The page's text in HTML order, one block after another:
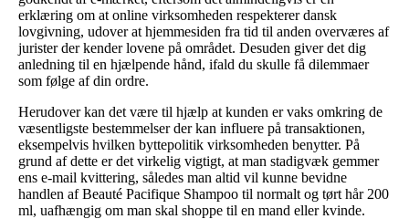
erklæring om at online virksomheden respekterer dansk
lovgivning, udover at hjemmesiden fra tid til anden overværes af
jurister der kender lovene på området. Desuden giver det dig
anledning til en hjælpende hånd, ifald du skulle få dilemmaer
som følge af din ordre.
Herudover kan det være til hjælp at kunden er vaks omkring de
væsentligste bestemmelser der kan influere på transaktionen,
eksempelvis hvilken byttepolitik virksomheden benytter. På
grund af dette er det virkelig vigtigt, at man stadigvæk gemmer
ens e-mail kvittering, således man altid vil kunne bevidne
handlen af Beauté Pacifique Shampoo til normalt og tørt hår 200
ml, uafhængig om man skal shoppe til en mand eller kvinde.